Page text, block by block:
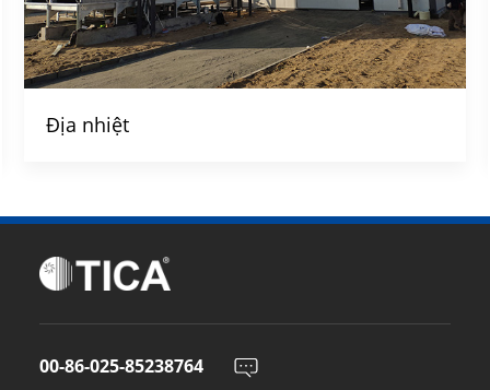
Địa nhiệt
00-86-025-85238764